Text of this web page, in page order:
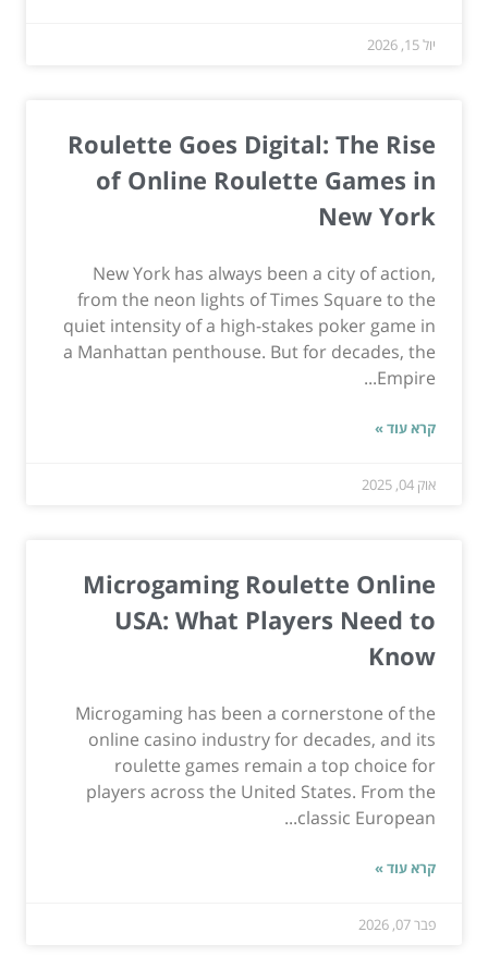
יול 15, 2026
Roulette Goes Digital: The Rise
of Online Roulette Games in
New York
New York has always been a city of action,
from the neon lights of Times Square to the
quiet intensity of a high-stakes poker game in
a Manhattan penthouse. But for decades, the
Empire...
קרא עוד »
אוק 04, 2025
Microgaming Roulette Online
USA: What Players Need to
Know
Microgaming has been a cornerstone of the
online casino industry for decades, and its
roulette games remain a top choice for
players across the United States. From the
classic European...
קרא עוד »
פבר 07, 2026